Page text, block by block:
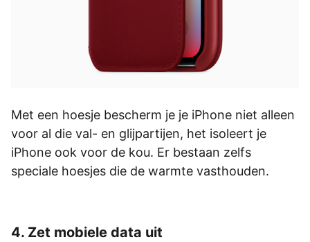
Met een hoesje bescherm je je iPhone niet alleen
voor al die val- en glijpartijen, het isoleert je
iPhone ook voor de kou. Er bestaan zelfs
speciale hoesjes die de warmte vasthouden.
4. Zet mobiele data uit